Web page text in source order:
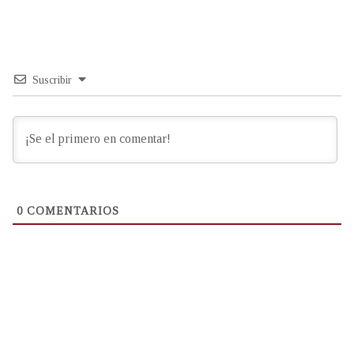
Suscribir
0 COMENTARIOS